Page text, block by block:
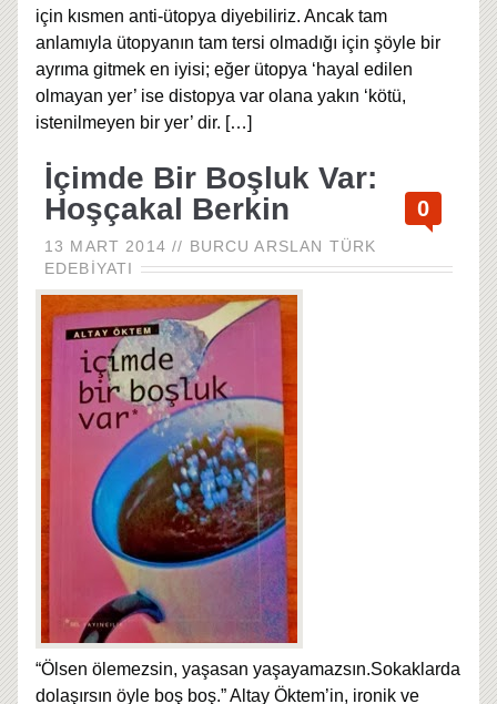
için kısmen anti-ütopya diyebiliriz. Ancak tam
anlamıyla ütopyanın tam tersi olmadığı için şöyle bir
ayrıma gitmek en iyisi; eğer ütopya ‘hayal edilen
olmayan yer’ ise distopya var olana yakın ‘kötü,
istenilmeyen bir yer’ dir. […]
İçimde Bir Boşluk Var:
Hoşçakal Berkin
13 MART 2014 // BURCU ARSLAN TÜRK
EDEBIYATI
0
“Ölsen ölemezsin, yaşasan yaşayamazsın.Sokaklarda
dolaşırsın öyle boş boş.” Altay Öktem’in, ironik ve